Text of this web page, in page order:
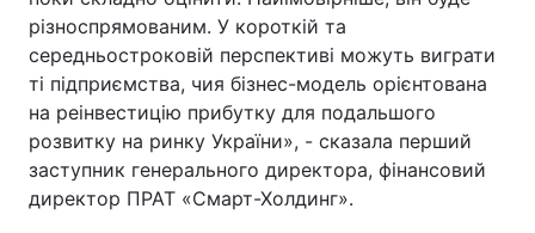
різноспрямованим. У короткій та
середньостроковій перспективі можуть виграти
ті підприємства, чия бізнес-модель орієнтована
на реінвестицію прибутку для подальшого
розвитку на ринку України», - сказала перший
заступник генерального директора, фінансовий
директор ПРАТ «Смарт-Холдинг».